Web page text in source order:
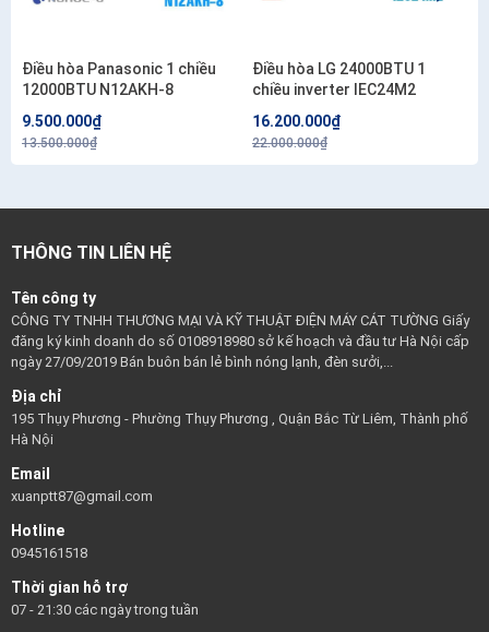
Điều hòa Panasonic 1 chiều
12000BTU N12AKH-8
9.500.000₫
13.500.000₫
Điều hòa LG 24000BTU 1
chiều inverter IEC24M2
16.200.000₫
22.000.000₫
THÔNG TIN LIÊN HỆ
Tên công ty
CÔNG TY TNHH THƯƠNG MẠI VÀ KỸ THUẬT ĐIỆN MÁY CÁT TƯỜNG Giấy
đăng ký kinh doanh do số 0108918980 sở kế hoạch và đầu tư Hà Nội cấp
ngày 27/09/2019 Bán buôn bán lẻ bình nóng lạnh, đèn sưởi,...
Địa chỉ
195 Thụy Phương - Phường Thụy Phương , Quận Bắc Từ Liêm, Thành phố
Hà Nội
Email
xuanptt87@gmail.com
Hotline
0945161518
Thời gian hỗ trợ
07 - 21:30 các ngày trong tuần